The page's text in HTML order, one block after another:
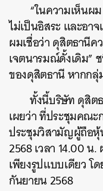
“ในความเห็นผ
ไม่เป็นอิสระ และอา
ผมเชื่อว่า ดุสิตธานี
เจตนารมณ์ดั้งเดิม”
ของดุสิตธานี หากกลุ่
ทั้งนี้บริษัท ดุสิต
เผยว่า ที่ประชุมคณ
ประชุมวิสามัญผู้ถือหุ้
2568 เวลา 14.00
เพียงรูปแบบเดียว โ
กันยายน 2568